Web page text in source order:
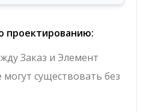
проектированию:
Заказ и Элемент
существовать без